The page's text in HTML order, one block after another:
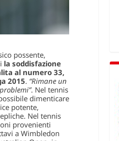
possente,
la soddisfazione
al numero 33,
2015. “Rimane un
. Nel tennis
dimenticare
potente,
Nel tennis
provenienti
a Wimbledon